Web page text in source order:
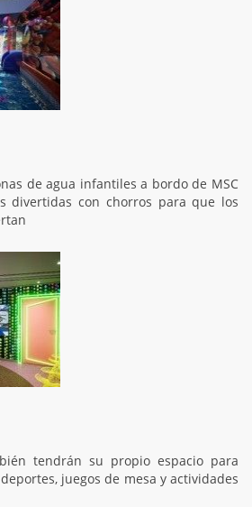
de agua infantiles a bordo de MSC
divertidas con chorros para que los
tendrán su propio espacio para
juegos de mesa y actividades